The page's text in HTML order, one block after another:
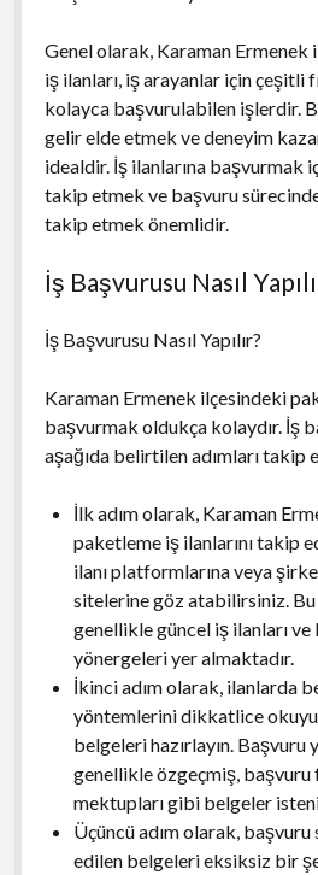
Genel olarak, Karaman
iş ilanları, iş arayanlar için çeşitli
kolayca başvurulabilen işlerdir.
gelir elde etmek ve deneyim
idealdir. İş ilanlarına başvurmak
takip etmek ve başvuru
takip etmek önemlidir.
İş Başvurusu Nasıl
İş Başvurusu Nasıl Yapılır?
Karaman Ermenek ilçesindeki
başvurmak oldukça kolaydır. İş
aşağıda belirtilen adımları takip
İlk adım olarak, Karaman
paketleme iş ilanlarını takip
ilanı platformlarına veya
sitelerine göz atabilirsiniz.
genellikle güncel iş ilanları ve
yönergeleri yer almaktadır.
İkinci adım olarak, ilanlarda
yöntemlerini dikkatlice
belgeleri hazırlayın. Başvuru
genellikle özgeçmiş, başvuru
mektupları gibi belgeler
Üçüncü adım olarak,
edilen belgeleri eksiksiz bir